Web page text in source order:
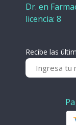
Dr. en
licencia: 8
Recibe las